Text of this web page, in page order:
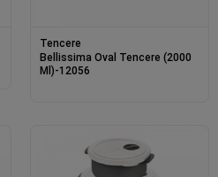
Tencere
Bellissima Oval Tencere (2000
Ml)-12056